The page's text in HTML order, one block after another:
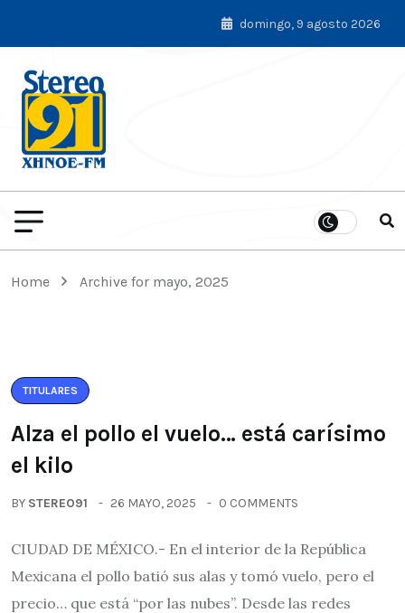
domingo, 9 agosto 2026
Home Archive for mayo, 2025
TITULARES
Alza el pollo el vuelo… está carísimo
el kilo
BY STEREO91 26 MAYO, 2025 0 COMMENTS
CIUDAD DE MÉXICO.- En el interior de la República
Mexicana el pollo batió sus alas y tomó vuelo, pero el
precio… que está “por las nubes”. Desde las redes